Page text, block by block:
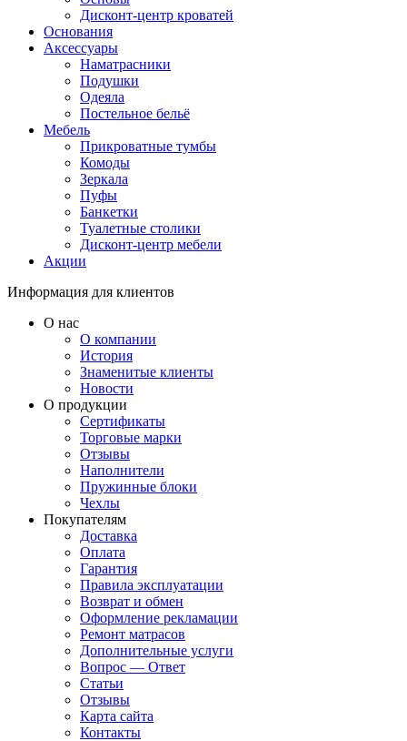
Дисконт-центр кроватей
Основания
Аксессуары
Наматрасники
Подушки
Одеяла
Постельное бельё
Мебель
Прикроватные тумбы
Комоды
Зеркала
Пуфы
Банкетки
Туалетные столики
Дисконт-центр мебели
Акции
Информация для клиентов
О нас
О компании
История
Знаменитые клиенты
Новости
О продукции
Сертификаты
Торговые марки
Отзывы
Наполнители
Пружинные блоки
Чехлы
Покупателям
Доставка
Оплата
Гарантия
Правила эксплуатации
Возврат и обмен
Оформление рекламации
Ремонт матрасов
Дополнительные услуги
Вопрос — Ответ
Статьи
Отзывы
Карта сайта
Контакты